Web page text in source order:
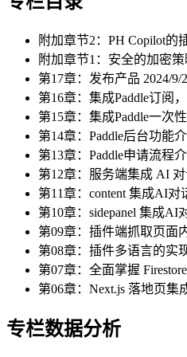
附加章节2：PH Copilot的
附加章节1：安全的加密
第17章：发布产品 2024/9/
第16章：集成Paddle订阅
第15章：集成Paddle一次
第14章：Paddle后台功能
第13章：Paddle申请流程
第12章：服务端集成 AI
第11章：content 集成AI
第10章：sidepanel 集成
第09章：插件端抓取页面
第08章：插件多语言的实
第07章：全面掌握
第06章：Next.js 落地页集
专栏数据分析